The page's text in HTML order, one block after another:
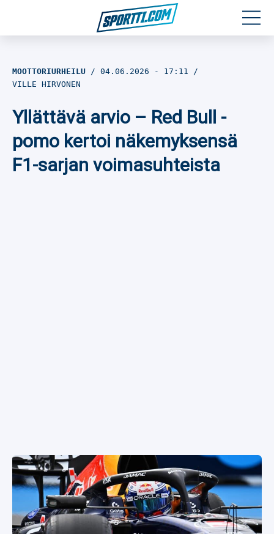
Jalkapallo
Yleisurheilu
MOOTTORIURHEILU 04.06.2026 - 17:11
VILLE HIRVONEN
Yllättävä arvio – Red Bull -
pomo kertoi näkemyksensä
F1-sarjan voimasuhteista